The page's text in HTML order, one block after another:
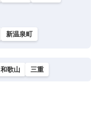
新温泉町
和歌山 三重